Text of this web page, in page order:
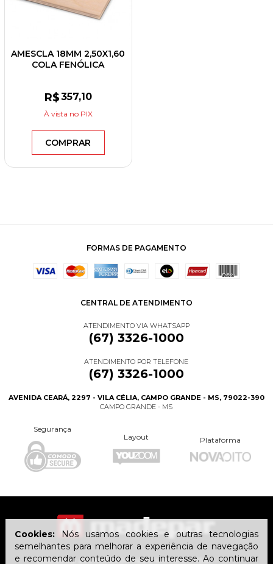
AMESCLA 18MM 2,50X1,60
COLA FENÓLICA
R$357,10
À vista no PIX
COMPRAR
FORMAS DE PAGAMENTO
CENTRAL DE ATENDIMENTO
ATENDIMENTO VIA WHATSAPP
(67) 3326-1000
ATENDIMENTO POR TELEFONE
(67) 3326-1000
AVENIDA CEARÁ, 2297 - VILA CÉLIA, CAMPO GRANDE - MS, 79022-390
CAMPO GRANDE - MS
Segurança
Layout
Plataforma
MADEPAR ACESSÓRIOS PARA MÓVEIS LTDA| CNPJ:
Cookies:Nós usamos cookies e outras tecnologias
semelhantes para melhorar a experiência de navegação
e recomendar conteúdo de seu interesse. Ao continuar